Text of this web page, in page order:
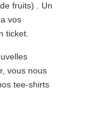
fruits) . Un
vos
ticket.
vous nous
tee-shirts